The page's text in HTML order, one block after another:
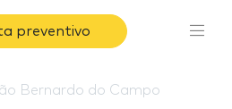
preventivo
Bernardo do Campo